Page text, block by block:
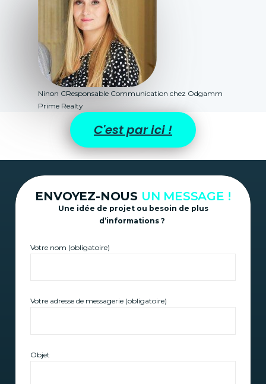
Ninon CResponsable Communication chez Odgamm
Prime Realty
C'est par ici !
ENVOYEZ-NOUS UN MESSAGE !
Une idée de projet ou besoin de plus
d’informations ?
Votre nom (obligatoire)
Votre adresse de messagerie (obligatoire)
Objet